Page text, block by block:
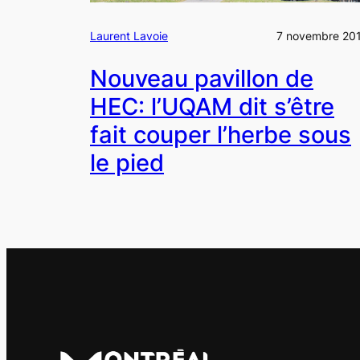
Laurent Lavoie 7 novembre
Nouveau pavillon de
HEC: l’UQAM dit s’être
fait couper l’herbe sous
le pied